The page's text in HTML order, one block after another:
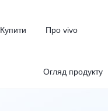
Купити Про vivo
Огляд продукту